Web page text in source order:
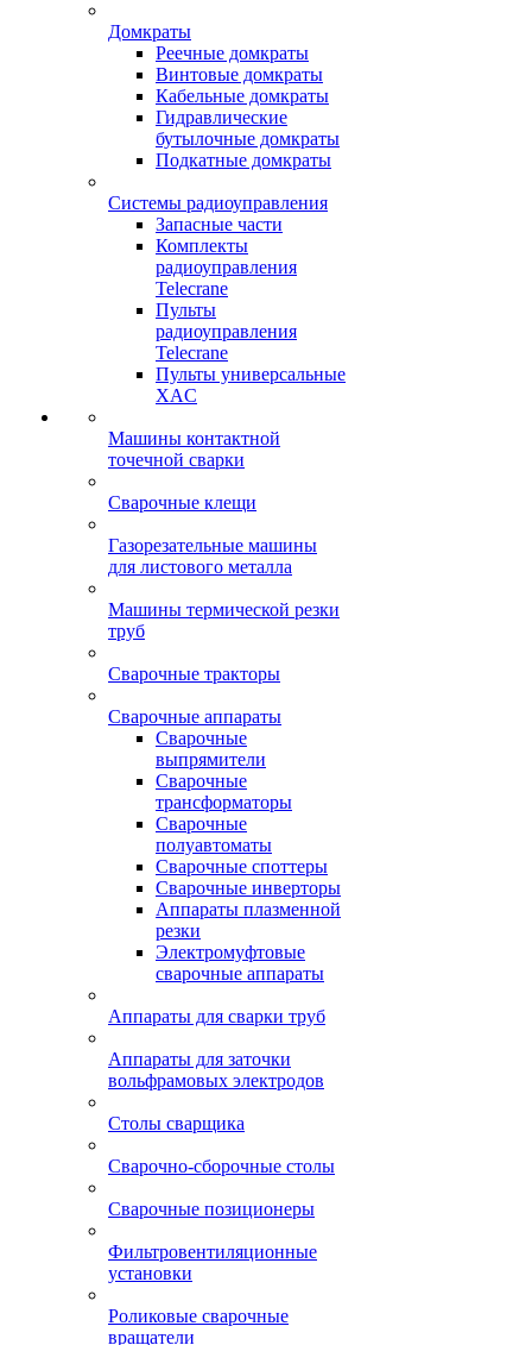
Домкраты
Реечные домкраты
Винтовые домкраты
Кабельные домкраты
Гидравлические
бутылочные домкраты
Подкатные домкраты
Системы радиоуправления
Запасные части
Комплекты
радиоуправления
Telecrane
Пульты
радиоуправления
Telecrane
Пульты универсальные
XAC
Машины контактной
точечной сварки
Сварочные клещи
Газорезательные машины
для листового металла
Машины термической резки
труб
Сварочные тракторы
Сварочные аппараты
Сварочные
выпрямители
Сварочные
трансформаторы
Сварочные
полуавтоматы
Сварочные споттеры
Сварочные инверторы
Аппараты плазменной
резки
Электромуфтовые
сварочные аппараты
Аппараты для сварки труб
Аппараты для заточки
вольфрамовых электродов
Столы сварщика
Сварочно-сборочные столы
Сварочные позиционеры
Фильтровентиляционные
установки
Роликовые сварочные
вращатели